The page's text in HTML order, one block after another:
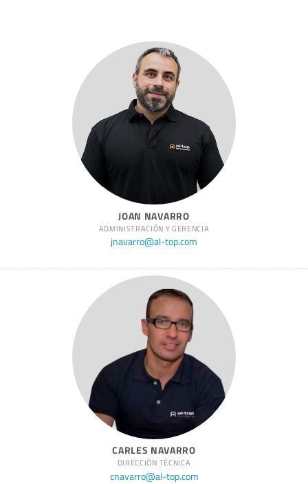
JOAN NAVARRO
ADMINISTRACIÓN Y GERENCIA
jnavarro@al-top.com
CARLES NAVARRO
DIRECCIÓN TÉCNICA
cnavarro@al-top.com